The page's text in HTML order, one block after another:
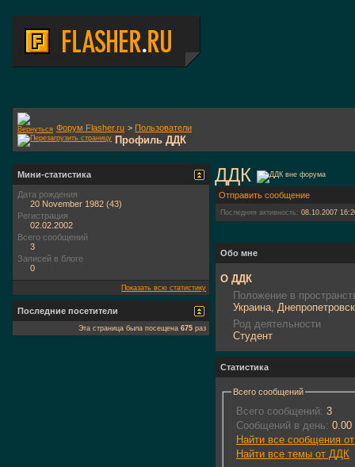
Форум Flasher.ru > Пользователи
Профиль ДДК
ДДК
Отправить сообщение
Последняя активность: 08.10.2007
Обо мне
О ДДК
Положение в
Украина, Днепропетровск
Род деятельности
Студент
Статистика
Всего сообщений
Всего сообщений: 3
Сообщений в день: 0.00
Найти все сообщения
Найти все темы от ДДК
Мини-статистика
Дата рождения
20 November 1982 (43)
Регистрация
02.02.2002
Всего сообщений
3
Записей в блоге
0
Показать всю статистику
Последние посетители
Эта страница была посещена 675 раз